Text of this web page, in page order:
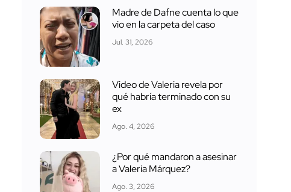
Madre de Dafne cuenta lo que
vio en la carpeta del caso
Jul. 31, 2026
Video de Valeria revela por
qué habría terminado con su
ex
Ago. 4, 2026
¿Por qué mandaron a asesinar
a Valeria Márquez?
Ago. 3, 2026